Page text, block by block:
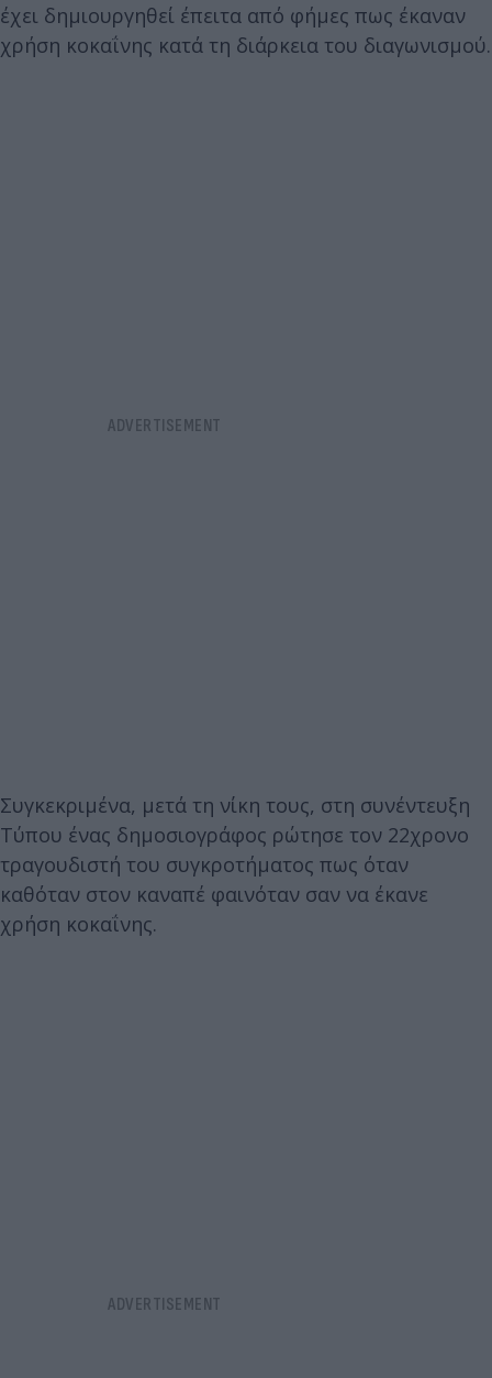
έχει δημιουργηθεί έπειτα από φήμες πως έκαναν
χρήση κοκαΐνης κατά τη διάρκεια του διαγωνισμού.
Συγκεκριμένα, μετά τη νίκη τους, στη συνέντευξη
Τύπου ένας δημοσιογράφος ρώτησε τον 22χρονο
τραγουδιστή του συγκροτήματος πως όταν
καθόταν στον καναπέ φαινόταν σαν να έκανε
χρήση κοκαΐνης.